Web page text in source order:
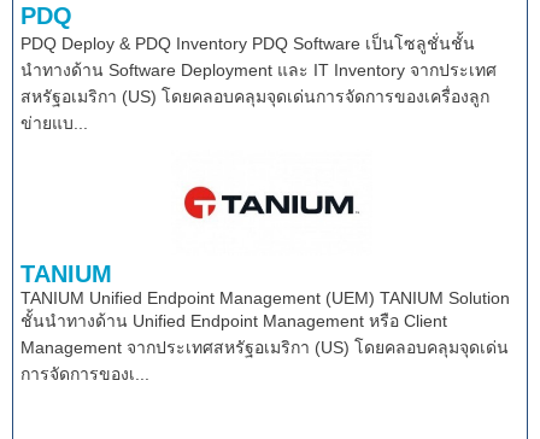
PDQ
PDQ Deploy & PDQ Inventory PDQ Software เป็นโซลูชั่นชั้น
นำทางด้าน Software Deployment และ IT Inventory จากประเทศ
สหรัฐอเมริกา (US) โดยคลอบคลุมจุดเด่นการจัดการของเครื่องลูก
ข่ายแบ...
TANIUM
TANIUM Unified Endpoint Management (UEM) TANIUM Solution
ชั้นนำทางด้าน Unified Endpoint Management หรือ Client
Management จากประเทศสหรัฐอเมริกา (US) โดยคลอบคลุมจุดเด่น
การจัดการของเ...